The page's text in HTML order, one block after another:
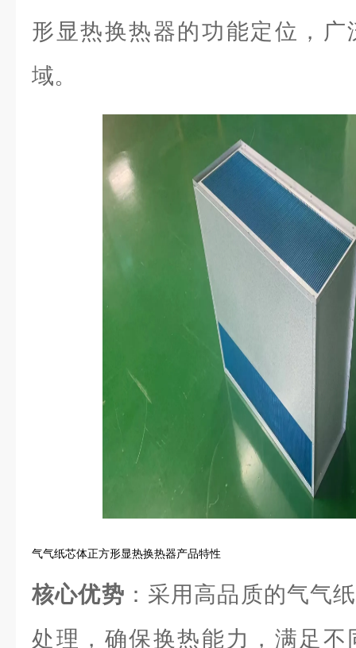
形显热换热器的功能定位，
域。
气气纸芯体正方形显热换热器产品特性
核心优势 ：采用高品质的气气
处理，确保换热能力，满足不